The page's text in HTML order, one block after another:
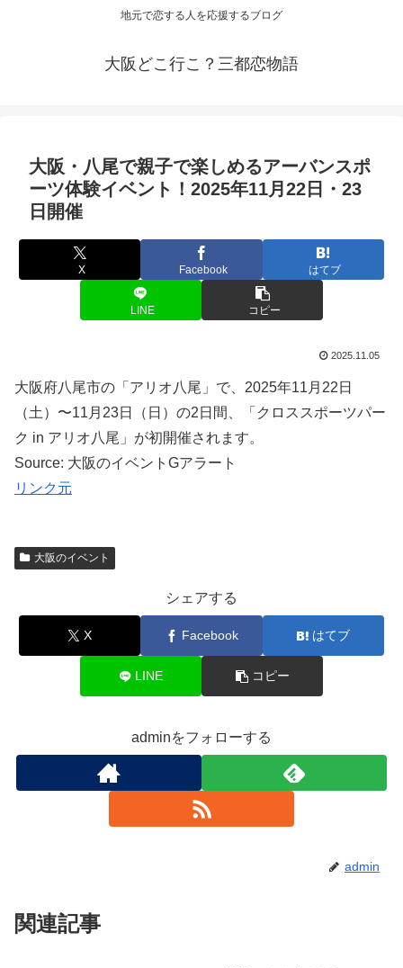
地元で恋する人を応援するブログ
大阪どこ行こ？三都恋物語
大阪 ・八尾で親子で楽しめるアーバンスポ
ーツ体験イベント ！2025年11月22日・23
日開催
X Facebook はてブ
LINE コピー
2025.11.05
大阪府八尾市の「アリオ八尾」で、2025年11月22日
（土）〜11月23日（日）の2日間、「クロススポーツパー
ク in アリオ八尾」が初開催されます。
Source: 大阪のイベントGアラート
リンク元
大阪のイベント
シェアする
X Facebook はてブ
LINE コピー
adminをフォローする
admin
関連記事